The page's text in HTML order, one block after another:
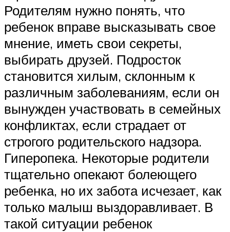
Родителям нужно понять, что
ребенок вправе высказывать свое
мнение, иметь свои секреты,
выбирать друзей. Подросток
становится хилым, склонным к
различным заболеваниям, если он
вынужден участвовать в семейных
конфликтах, если страдает от
строгого родительского надзора.
Гиперопека. Некоторые родители
тщательно опекают болеющего
ребенка, но их забота исчезает, как
только малыш выздоравливает. В
такой ситуации ребенок